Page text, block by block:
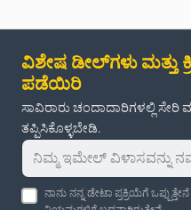
ವಿಶೇಷ ಡೀಲ್‌ಗಳು ಮತ್ತು
ಪಡೆಯಿರಿ
ಸಾವಿರಾರು ಚಂದಾದಾರಿಗಳಲ್ಲಿ ಸೇರಿ
ತಪ್ಪಿಸಿಕೊಳ್ಳಬೇಡಿ.
ನಾನು ನನ್ನ ಡೇಟಾ ಪ್ರಕ್ರಿಯೆಗೆ